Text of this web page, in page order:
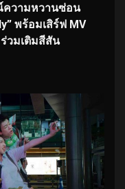
ความหวานซ่อน
พร้อมเสิร์ฟ MV
วมเติมสีสัน